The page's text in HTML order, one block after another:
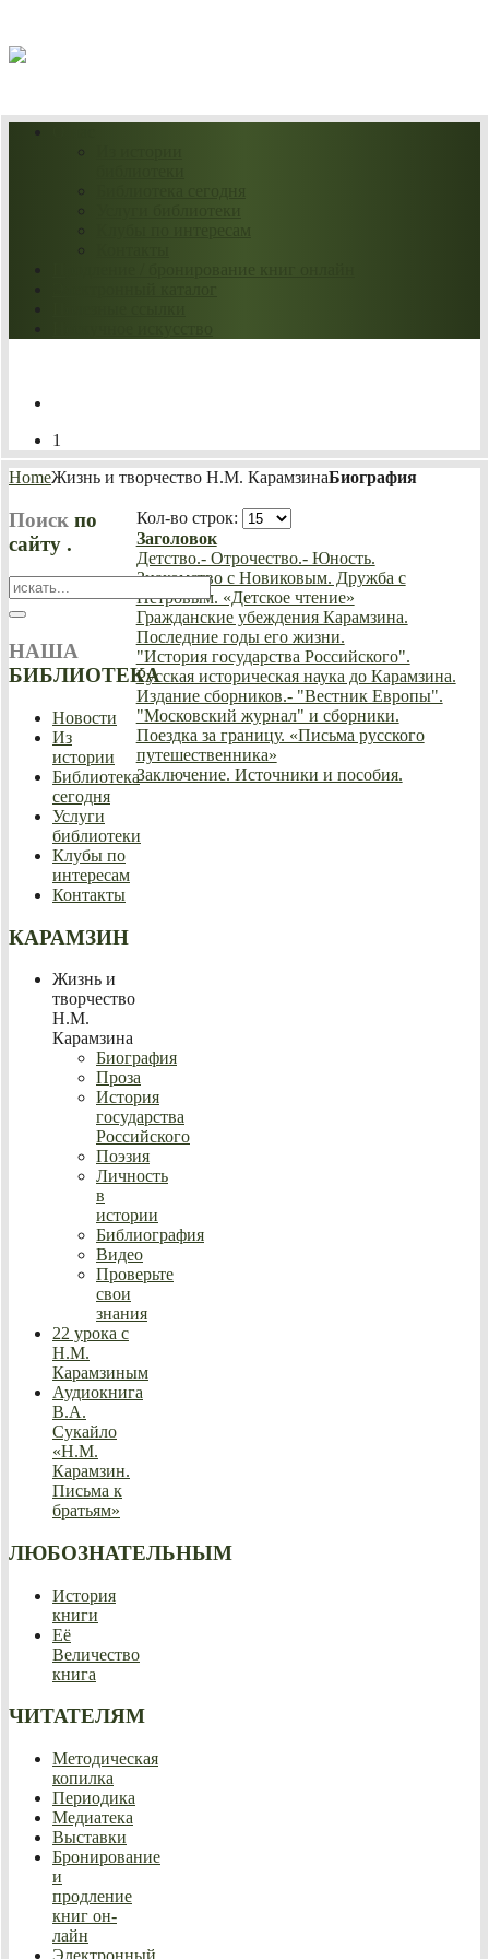
1
HomeЖизнь и творчество Н.М. КарамзинаБиография
Кол-во строк:
Заголовок
Детство.- Отрочество.- Юность.
Знакомство с Новиковым. Дружба с
Петровым. «Детское чтение»
Гражданские убеждения Карамзина.
Последние годы его жизни.
"История государства Российского".
Русская историческая наука до Карамзина.
Издание сборников.- "Вестник Европы".
"Московский журнал" и сборники.
Поездка за границу. «Письма русского
путешественника»
Заключение. Источники и пособия.
Поиск по
сайту .
НАША
БИБЛИОТЕКА
Новости
Из
истории
Библиотека
сегодня
Услуги
библиотеки
Клубы по
интересам
Контакты
КАРАМЗИН
Жизнь и
творчество
Н.М.
Карамзина
Биография
Проза
История
государства
Российского
Поэзия
Личность
в
истории
Библиография
Видео
Проверьте
свои
знания
22 урока с
Н.М.
Карамзиным
Аудиокнига
В.А.
Сукайло
«Н.М.
Карамзин.
Письма к
братьям»
ЛЮБОЗНАТЕЛЬНЫМ
История
книги
Её
Величество
книга
ЧИТАТЕЛЯМ
Методическая
копилка
Периодика
Медиатека
Выставки
Бронирование
и
продление
книг он-
лайн